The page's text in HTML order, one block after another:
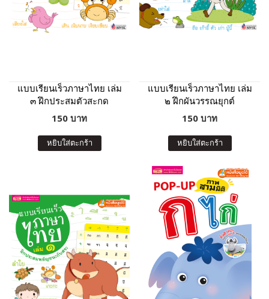
แบบเรียนเร็วภาษาไทย เล่ม
๓ ฝึกประสมตัวสะกด
150 บาท
หยิบใส่ตะกร้า
แบบเรียนเร็วภาษาไทย เล่ม
๒ ฝึกผันวรรณยุกต์
150 บาท
หยิบใส่ตะกร้า